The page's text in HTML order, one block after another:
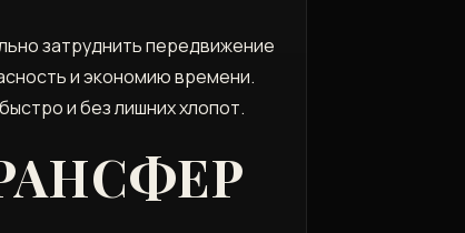
затруднить передвижение
и экономию времени.
и без лишних хлопот.